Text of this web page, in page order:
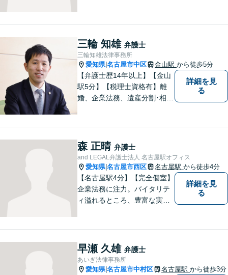
ます。誰にも話せず抱えてき
た不安を、どうぞお聞かせく
ださい。【電話・WEB相談も
対応可能】
三輪 知雄 弁護士
三輪知雄法律事務所
愛知県|名古屋市中区 金山駅 から徒歩5分
【弁護士歴14年以上】【金山
駅5分】【税理士資格有】離
婚、企業法務、遺産分割･相続
解決。【公式LINE】連絡も便
利！お気軽にご相談くださ
い！
詳細を見
る
森 正晴 弁護士
and LEGAL弁護士法人 名古屋駅オフィス
愛知県|名古屋市西区 名古屋駅 から徒歩4分
【名古屋駅4分】【完全個室】
企業法務に注力。バイタリテ
ィ溢れるところ、豊富な実
い。
詳細を見
る
早瀬 久雄 弁護士
あいぎ法律事務所
愛知県|名古屋市中村区 名古屋駅 から徒歩3分